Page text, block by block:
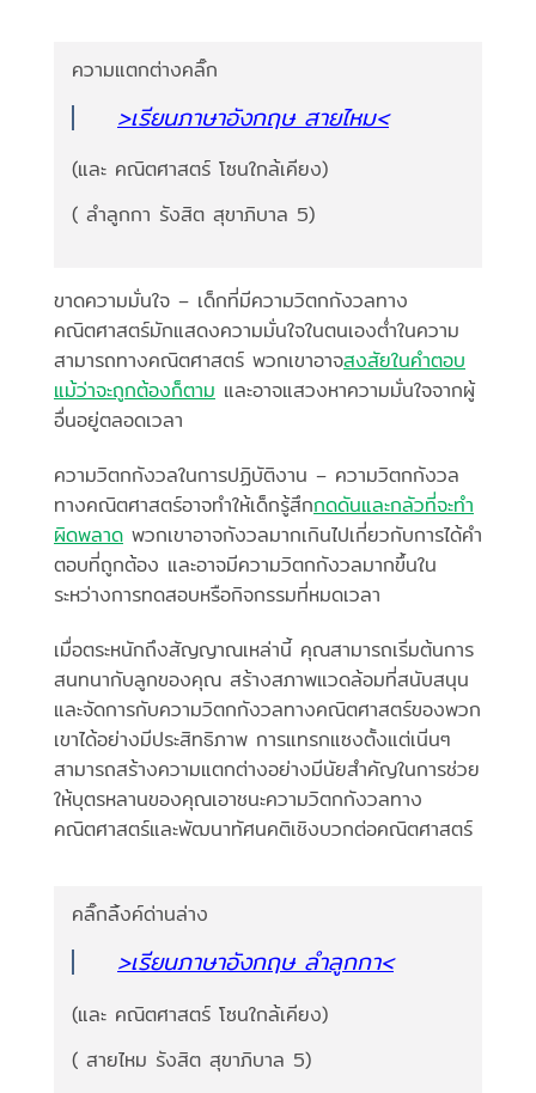
ความแตกต่างคลิ๊ก
>เรียนภาษาอังกฤษ สายไหม<
(และ คณิตศาสตร์ โซนใกล้เคียง)
( ลำลูกกา รังสิต สุขาภิบาล 5)
ขาดความมั่นใจ – เด็กที่มีความวิตกกังวลทาง
คณิตศาสตร์มักแสดงความมั่นใจในตนเองต่ำในความ
สามารถทางคณิตศาสตร์ พวกเขาอาจสงสัยในคำตอบ
แม้ว่าจะถูกต้องก็ตาม และอาจแสวงหาความมั่นใจจากผู้
อื่นอยู่ตลอดเวลา
ความวิตกกังวลในการปฏิบัติงาน – ความวิตกกังวล
ทางคณิตศาสตร์อาจทำให้เด็กรู้สึกกดดันและกลัวที่จะทำ
ผิดพลาด พวกเขาอาจกังวลมากเกินไปเกี่ยวกับการได้คำ
ตอบที่ถูกต้อง และอาจมีความวิตกกังวลมากขึ้นใน
ระหว่างการทดสอบหรือกิจกรรมที่หมดเวลา
เมื่อตระหนักถึงสัญญาณเหล่านี้ คุณสามารถเริ่มต้นการ
สนทนากับลูกของคุณ สร้างสภาพแวดล้อมที่สนับสนุน
และจัดการกับความวิตกกังวลทางคณิตศาสตร์ของพวก
เขาได้อย่างมีประสิทธิภาพ การแทรกแซงตั้งแต่เนิ่นๆ
สามารถสร้างความแตกต่างอย่างมีนัยสำคัญในการช่วย
ให้บุตรหลานของคุณเอาชนะความวิตกกังวลทาง
คณิตศาสตร์และพัฒนาทัศนคติเชิงบวกต่อคณิตศาสตร์
คลิ๊กลิ้งค์ด่านล่าง
>เรียนภาษาอังกฤษ ลำลูกกา<
(และ คณิตศาสตร์ โซนใกล้เคียง)
( สายไหม รังสิต สุขาภิบาล 5)